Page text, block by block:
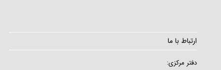
ارتباط با ما
دفتر مرکزی: